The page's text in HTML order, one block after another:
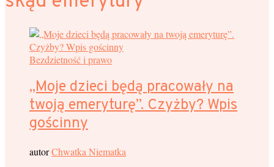
Bezdzietność i prawo
„Moje dzieci będą pracowały na
twoją emeryturę”. Czyżby? Wpis
gościnny
autorChwatka Niematka